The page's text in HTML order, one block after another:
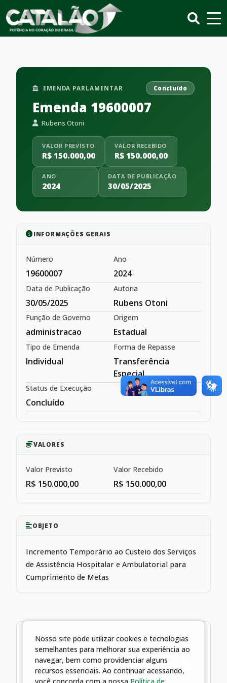
EMENDA PARLAMENTAR Concluído
Emenda 19600007
Rubens Otoni
VALOR PREVISTO
R$ 150.000,00
VALOR RECEBIDO
R$ 150.000,00
ANO
2024
DATA DE PUBLICAÇÃO
30/05/2025
INFORMAÇÕES GERAIS
Número
19600007
Ano
2024
Data de Publicação
30/05/2025
Autoria
Rubens Otoni
Função de Governo
administracao
Origem
Estadual
Tipo de Emenda
Individual
Forma de Repasse
Transferência
Especial
Status de Execução
Concluído
VALORES
Valor Previsto
R$ 150.000,00
Valor Recebido
R$ 150.000,00
OBJETO
Incremento Temporário ao Custeio dos Serviços
de Assistência Hospitalar e Ambulatorial para
Cumprimento de Metas
3 arquivos
30/06/2025 10:06 | Termo de
Convênio 012-2020
Nosso site pode utilizar cookies e tecnologias
semelhantes para melhorar sua experiência ao
navegar, bem como providenciar alguns
recursos essenciais. Ao continuar acessando,